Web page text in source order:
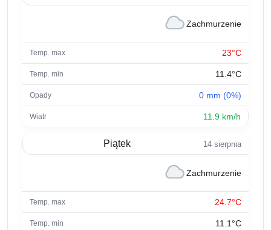
Zachmurzenie
23°C
11.4°C
0 mm (0%)
11.9 km/h
Piątek 14 sierpnia
Zachmurzenie
24.7°C
11.1°C